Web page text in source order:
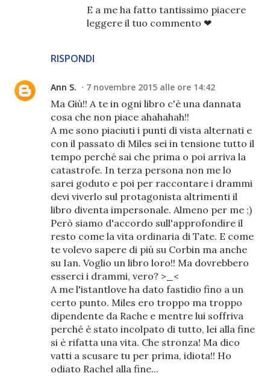
RISPONDI
E a me ha fatto tantissimo piacere
leggere il tuo commento ❤
Ann S. 7 novembre 2015 alle ore 14:42
Ma Giù!! A te in ogni libro c'è una dannata
cosa che non piace ahahahah!!
A me sono piaciuti i punti di vista alternati e
con il passato di Miles sei in tensione tutto il
tempo perché sai che prima o poi arriva la
catastrofe. In terza persona non me lo
sarei goduto e poi per raccontare i drammi
devi viverlo sul protagonista altrimenti il
libro diventa impersonale. Almeno per me ;)
Però siamo d'accordo sull'approfondire il
resto come la vita ordinaria di Tate. E come
te volevo sapere di più su Corbin ma anche
su Ian. Voglio un libro loro!! Ma dovrebbero
esserci i drammi, vero? >_<
A me l'istantlove ha dato fastidio fino a un
certo punto. Miles ero troppo ma troppo
dipendente da Rache e mentre lui soffriva
perché è stato incolpato di tutto, lei alla fine
si è rifatta una vita. Che stronza! Ma dico
vatti a scusare tu per prima, idiota!! Ho
odiato Rachel alla fine...